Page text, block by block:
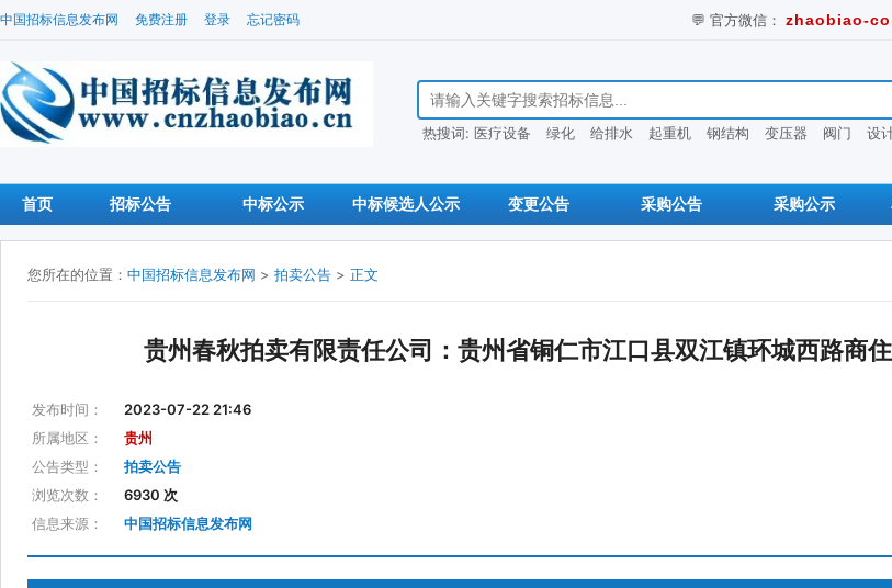
中国招标信息发布网 免费注册 登录 忘记密码 💬 官方微信： zhaobiao-
搜索招标信息
热搜词: 医疗设备 绿化 给排水 起重机 钢结构 变压器 阀门 设
首页 招标公告 中标公示 中标候选人公示 变更公告 采购公告 采购公示
您所在的位置： 中国招标信息发布网 > 拍卖公告 > 正文
贵州春秋拍卖有限责任公司：贵州省铜仁市江口县双江镇环城西路商
发布时间：
2023-07-22 21:46
所属地区：
贵州
公告类型：
拍卖公告
浏览次数：
6930 次
信息来源：
中国招标信息发布网